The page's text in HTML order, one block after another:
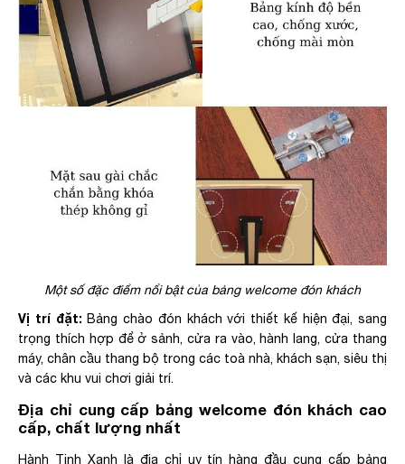
Một số đặc điểm nổi bật của bảng welcome đón khách
Vị trí đặt: Bảng chào đón khách với thiết kế hiện đại, sang
trọng thích hợp để ở sảnh, cửa ra vào, hành lang, cửa thang
máy, chân cầu thang bộ trong các toà nhà, khách sạn, siêu thị
và các khu vui chơi giải trí.
Địa chỉ cung cấp bảng welcome đón khách cao
cấp, chất lượng nhất
Hành Tinh Xanh là địa chỉ uy tín hàng đầu cung cấp bảng